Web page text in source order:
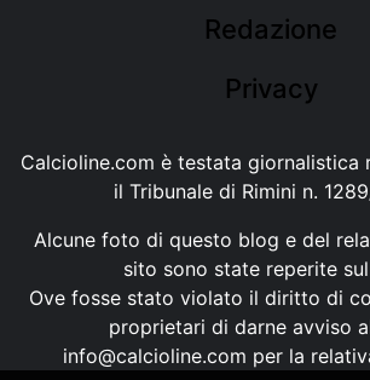
Redazione
Privacy
Calcioline.com è testata giornalistica
il Tribunale di Rimini n.
Alcune foto di questo blog e del
sito sono state reperite
Ove fosse stato violato il diritto di
proprietari di darne avviso
info@calcioline.com per la